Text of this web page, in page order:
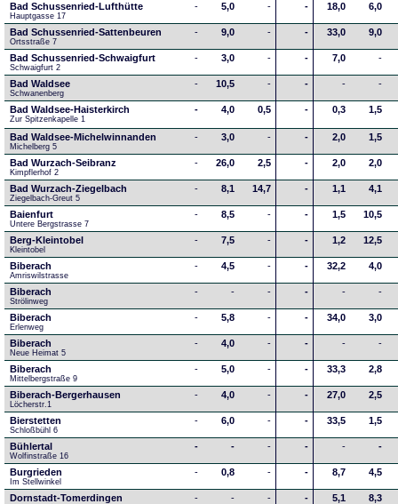
Bad Schussenried-Lufthütte
Hauptgasse 17
- 5,0 - - 18,0 6,0
Bad Schussenried-Sattenbeuren
Ortsstraße 7
- 9,0 - - 33,0 9,0
Bad Schussenried-Schwaigfurt
Schwaigfurt 2
- 3,0 - - 7,0 -
Bad Waldsee
Schwanenberg
- 10,5 - - - -
Bad Waldsee-Haisterkirch
Zur Spitzenkapelle 1
- 4,0 0,5 - 0,3 1,5
Bad Waldsee-Michelwinnanden
Michelberg 5
- 3,0 - - 2,0 1,5
Bad Wurzach-Seibranz
Kimpflerhof 2
- 26,0 2,5 - 2,0 2,0
Bad Wurzach-Ziegelbach
Ziegelbach-Greut 5
- 8,1 14,7 - 1,1 4,1
Baienfurt
Untere Bergstrasse 7
- 8,5 - - 1,5 10,5
Berg-Kleintobel
Kleintobel
- 7,5 - - 1,2 12,5
Biberach
Amriswilstrasse
- 4,5 - - 32,2 4,0
Biberach
Strölinweg
- - - - - -
Biberach
Erlenweg
- 5,8 - - 34,0 3,0
Biberach
Neue Heimat 5
- 4,0 - - - -
Biberach
Mittelbergstraße 9
- 5,0 - - 33,3 2,8
Biberach-Bergerhausen
Löcherstr.1
- 4,0 - - 27,0 2,5
Bierstetten
Schloßbühl 6
- 6,0 - - 33,5 1,5
Bühlertal
Wolfinstraße 16
- - - - - -
Burgrieden
Im Stellwinkel
- 0,8 - - 8,7 4,5
Dornstadt-Tomerdingen - - - - 5,1 8,3